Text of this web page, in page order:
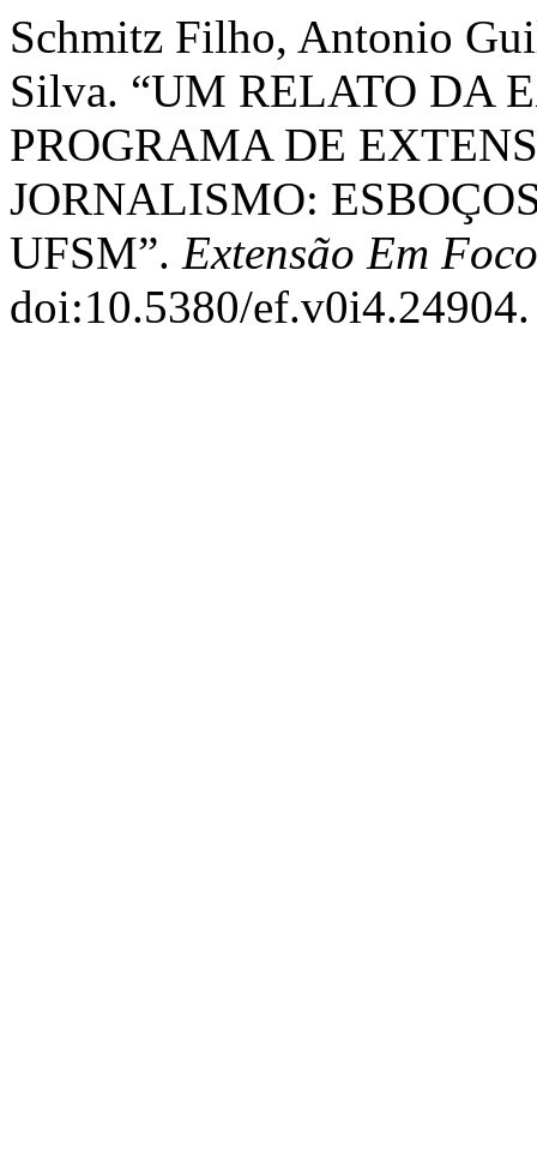
Schmitz Filho, Antonio
Silva. “UM RELATO DA
PROGRAMA DE
JORNALISMO:
UFSM”. Extensão Em Foco
doi:10.5380/ef.v0i4.24904.